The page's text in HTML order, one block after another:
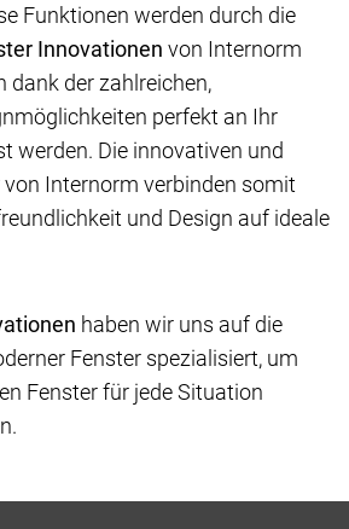
Funktionen werden durch die
Innovationen von Internorm
dank der zahlreichen,
perfekt an Ihr
werden. Die innovativen und
Internorm verbinden somit
und Design auf ideale
haben wir uns auf die
Fenster spezialisiert, um
Fenster für jede Situation